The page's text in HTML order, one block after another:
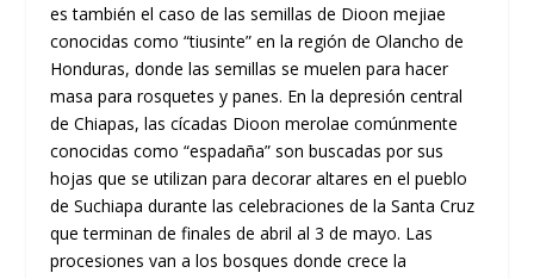
es también el caso de las semillas de Dioon mejiae
conocidas como “tiusinte” en la región de Olancho de
Honduras, donde las semillas se muelen para hacer
masa para rosquetes y panes. En la depresión central
de Chiapas, las cícadas Dioon merolae comúnmente
conocidas como “espadaña” son buscadas por sus
hojas que se utilizan para decorar altares en el pueblo
de Suchiapa durante las celebraciones de la Santa Cruz
que terminan de finales de abril al 3 de mayo. Las
procesiones van a los bosques donde crece la